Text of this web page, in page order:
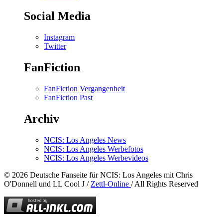
Social Media
Instagram
Twitter
FanFiction
FanFiction Vergangenheit
FanFiction Past
Archiv
NCIS: Los Angeles News
NCIS: Los Angeles Werbefotos
NCIS: Los Angeles Werbevideos
© 2026 Deutsche Fanseite für NCIS: Los Angeles mit Chris
O'Donnell und LL Cool J / Zettl-Online / All Rights Reserved